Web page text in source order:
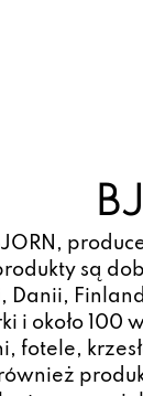
są
Danii,
i około 100
fotele,